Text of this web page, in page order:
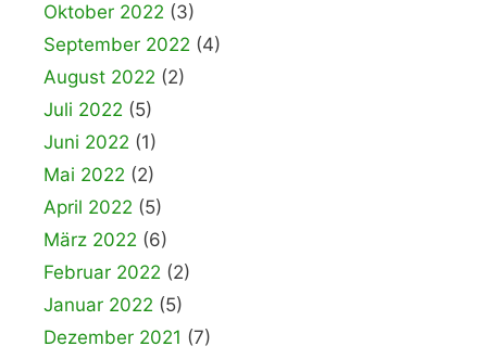
Oktober 2022 (3)
September 2022 (4)
August 2022 (2)
Juli 2022 (5)
Juni 2022 (1)
Mai 2022 (2)
April 2022 (5)
März 2022 (6)
Februar 2022 (2)
Januar 2022 (5)
Dezember 2021 (7)